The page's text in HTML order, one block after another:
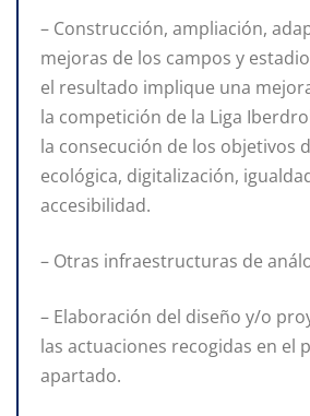
– Construcción, ampliación,
mejoras de los campos y
el resultado implique una
la competición de la Liga
la consecución de los objetivos
ecológica, digitalización,
accesibilidad.
– Otras infraestructuras de
– Elaboración del diseño y/o
las actuaciones recogidas en el
apartado.